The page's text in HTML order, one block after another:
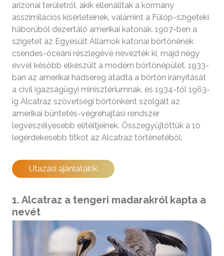
arizonai területről, akik ellenálltak a kormány
asszimilációs kísérleteinek, valamint a Fülöp-szigeteki
háborúból dezertáló amerikai katonák. 1907-ben a
szigetet az Egyesült Államok katonai börtönének
csendes-óceáni részlegévé nevezték ki, majd négy
évvel később elkészült a modern börtönépület. 1933-
ban az amerikai hadsereg átadta a börtön irányítását
a civil igazságügyi minisztériumnak, és 1934-től 1963-
ig Alcatraz szövetségi börtönként szolgált az
amerikai büntetés-végrehajtási rendszer
legveszélyesebb elítéltjeinek. Összegyűjtöttük a 10
legérdekesebb titkot az Alcatraz történetéből.
Utazási ajánlataink
1. Alcatraz a tengeri madarakról kapta a
nevét